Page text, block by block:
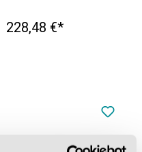
228,48 €*